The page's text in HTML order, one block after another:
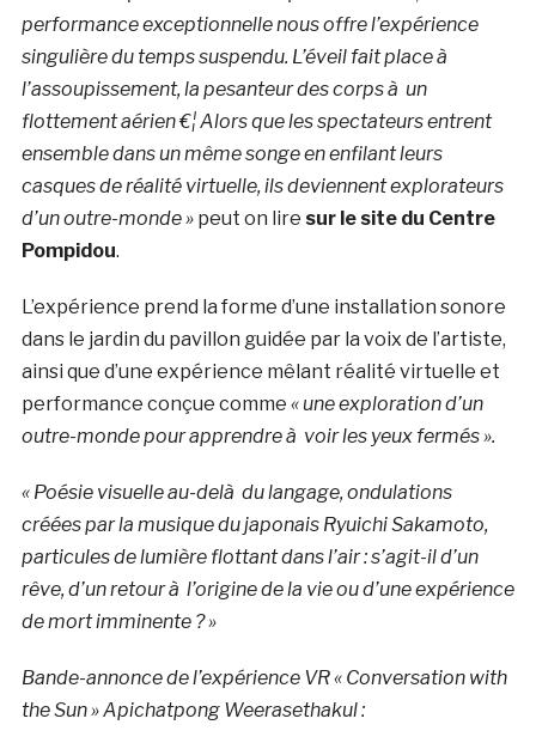
performance exceptionnelle nous offre l’expérience
singulière du temps suspendu. L’éveil fait place à
l’assoupissement, la pesanteur des corps à un
flottement aérien €¦ Alors que les spectateurs entrent
ensemble dans un même songe en enfilant leurs
casques de réalité virtuelle, ils deviennent explorateurs
d’un outre-monde »peut on lire sur le site du Centre
Pompidou.
L’expérience prend la forme d’une installation sonore
dans le jardin du pavillon guidée par la voix de l’artiste,
ainsi que d’une expérience mêlant réalité virtuelle et
performance conçue comme « une exploration d’un
outre-monde pour apprendre à voir les yeux fermés ».
« Poésie visuelle au-delà du langage, ondulations
créées par la musique du japonais Ryuichi Sakamoto,
particules de lumière flottant dans l’air : s’agit-il d’un
rêve, d’un retour à l’origine de la vie ou d’une expérience
de mort imminente ? »
Bande-annonce de l’expérience VR « Conversation with
the Sun » Apichatpong Weerasethakul :